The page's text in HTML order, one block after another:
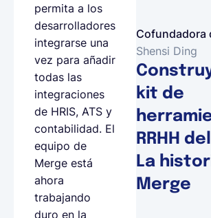
permita a los
desarrolladores
integrarse una
vez para añadir
todas las
integraciones
de HRIS, ATS y
contabilidad. El
equipo de
Merge está
ahora
trabajando
duro en la
Cofundadora
Shensi Ding
kit de
RRHH
La
Merge